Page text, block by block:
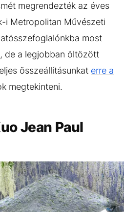
megrendezték az éves
i Metropolitan Művészeti
most
de a legjobban öltözött
összeállításunkat erre a
megtekinteni.
Jean Paul